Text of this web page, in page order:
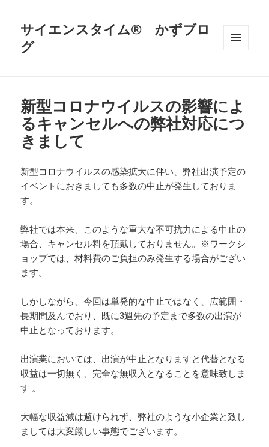
サイエンスタイム® かずブロ
グ
新型コロナウイルスの影響によ
るキャンセルへの弊社対応につ
きまして
新型コロナウイルスの感染拡大に伴い、弊社出演予定の
イベントにおきましても多数の中止が発生しておりま
す。
弊社では本来、このような重大な不可抗力による中止の
場合、キャンセル料を頂戴しておりません。※ワークシ
ョップでは、材料費のご負担のみ発生する場合がござい
ます。
しかしながら、今回は単発的な中止ではなく、広範囲・
長期間及んでおり、既に3週先の予定まで多数の出演が
中止となっております。
出演業においては、出演が中止となりますと代替となる
収益は一切無く、完全な無収入となることを意味致しま
す 。
大幅な収益減は避けられず、弊社のような小企業と致し
ましては大変厳しい事態でございます。